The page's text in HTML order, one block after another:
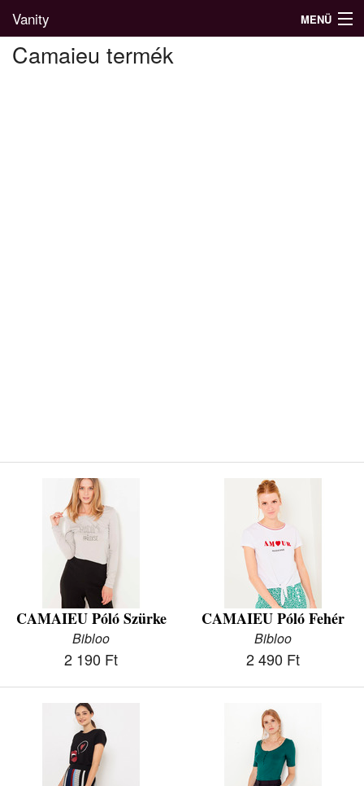
Vanity MENÜ
Camaieu termék
CAMAIEU Póló Szürke
Bibloo
2 190 Ft
CAMAIEU Póló Fehér
Bibloo
2 490 Ft